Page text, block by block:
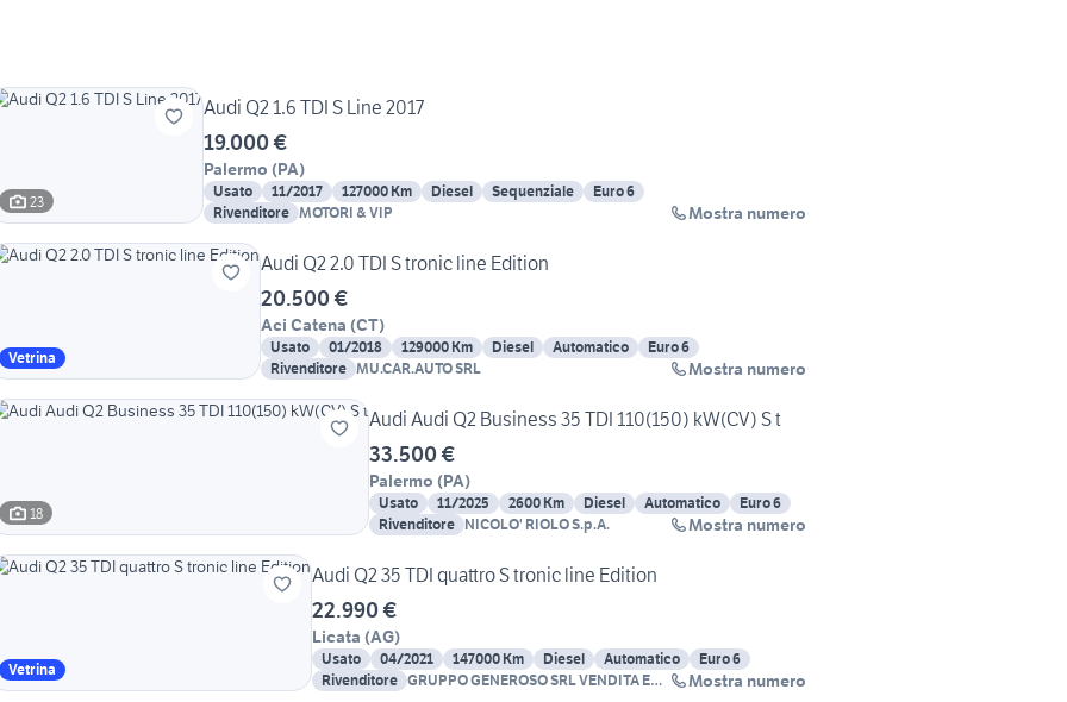
23
Audi Q2 1.6 TDI S Line 2017
19.000 €
Palermo (PA)
Usato 11/2017 127000 Km Diesel Sequenziale
Euro 6
Rivenditore MOTORI & VIP Mostra numero
Vetrina
Audi Q2 2.0 TDI S tronic line Edition
20.500 €
Aci Catena (CT)
Usato 01/2018 129000 Km Diesel Automatico
Euro 6
Rivenditore MU.CAR.AUTO SRL Mostra numero
18
Audi Audi Q2 Business 35 TDI 110(150) kW(CV) S t
33.500 €
Palermo (PA)
Usato 11/2025 2600 Km Diesel Automatico
Euro 6
Rivenditore NICOLO' RIOLO S.p.A. Mostra numero
Vetrina
Audi Q2 35 TDI quattro S tronic line Edition
22.990 €
Licata (AG)
Usato 04/2021 147000 Km Diesel Automatico
Euro 6
Rivenditore GRUPPO GENEROSO SRL VENDITA E
Mostra numero